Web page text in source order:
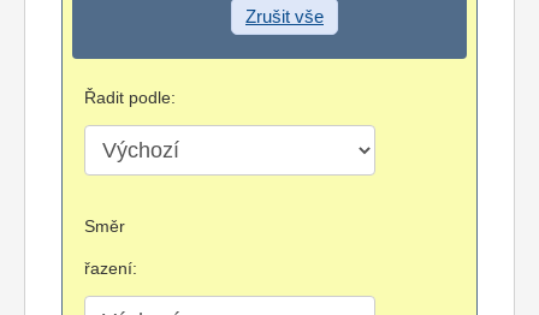
Zrušit vše
Řadit podle:
Směr
řazení: